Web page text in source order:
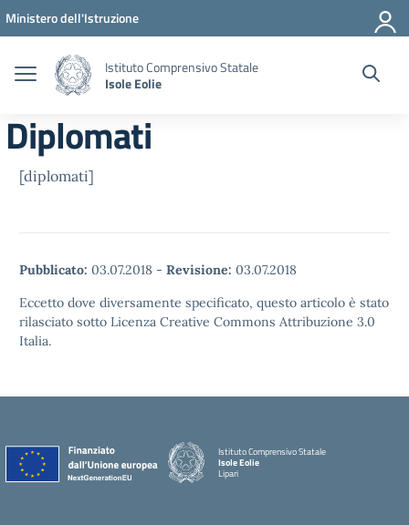
Vai ai contenuti
Vai al menu di navigazione
Vai al footer
Ministero dell'Istruzione
Istituto Comprensivo Statale
Isole Eolie
Diplomati
[diplomati]
Pubblicato: 03.07.2018 - Revisione: 03.07.2018
Eccetto dove diversamente specificato, questo articolo è stato
rilasciato sotto Licenza Creative Commons Attribuzione 3.0
Italia.
Istituto Comprensivo Statale
Isole Eolie
Lipari